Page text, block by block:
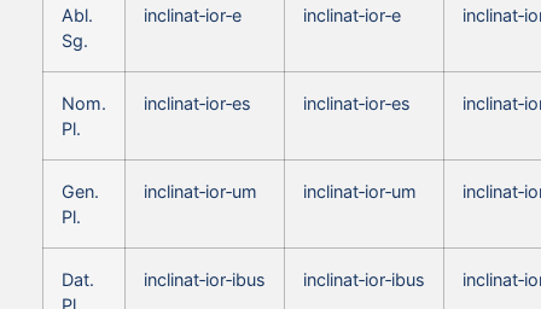
Abl.
Sg.
inclinat‑ior‑e inclinat‑ior‑e
Nom.
Pl.
inclinat‑ior‑es inclinat‑ior‑es
Gen.
Pl.
inclinat‑ior‑um inclinat‑ior‑um
Dat.
Pl.
inclinat‑ior‑ibus inclinat‑ior‑ibus